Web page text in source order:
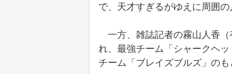
で、天才すぎるがゆえに周囲
一方、雑誌記者の霧山人香（
れ、最強チーム「シャークヘ
チーム「ブレイズブルズ」のも